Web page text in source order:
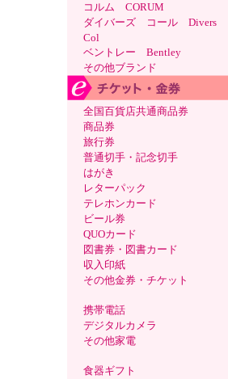
コルム CORUM
ダイバーズ コール Divers
Col
ベントレー Bentley
その他ブランド
全国百貨店共通商品券
商品券
旅行券
普通切手・記念切手
はがき
レターパック
テレホンカード
ビール券
QUOカード
図書券・図書カード
収入印紙
その他金券・チケット
携帯電話
デジタルカメラ
その他家電
食器ギフト